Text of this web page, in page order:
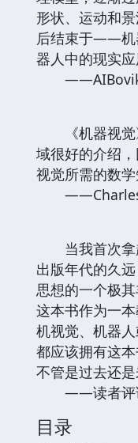
形状、运动和
后结束于——机
器人中的现实应
——AIBovik
《机器视觉
域很好的介绍
视觉所需的数学
当我首次拿
出版年代的久
思想的一个极
这本书作为一
机视觉、机器
都应该拥有这
不管是过去还是
——读者评论
目录